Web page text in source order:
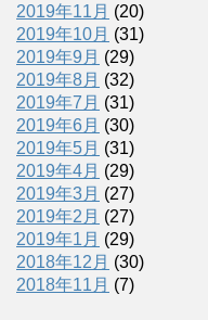
2019年11月 (20)
2019年10月 (31)
2019年9月 (29)
2019年8月 (32)
2019年7月 (31)
2019年6月 (30)
2019年5月 (31)
2019年4月 (29)
2019年3月 (27)
2019年2月 (27)
2019年1月 (29)
2018年12月 (30)
2018年11月 (7)